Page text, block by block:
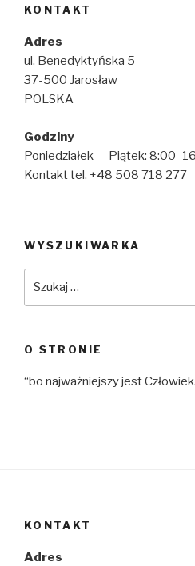
KONTAKT
Adres
ul. Benedyktyńska 5
37-500 Jarosław
POLSKA
Godziny
Poniedziałek — Piątek:
Kontakt tel. +48 508 718 277
WYSZUKIWARKA
O STRONIE
“bo najważniejszy jest
KONTAKT
Adres